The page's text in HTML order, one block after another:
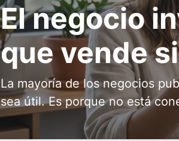
El negocio
que vende
La mayoría de los negocios
sea útil. Es porque no está